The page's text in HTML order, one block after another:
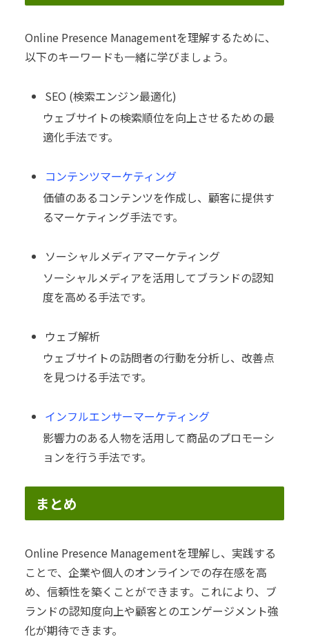
Online Presence Managementを理解するために、
以下のキーワードも一緒に学びましょう。
SEO (検索エンジン最適化)
ウェブサイトの検索順位を向上させるための最
適化手法です。
コンテンツマーケティング
価値のあるコンテンツを作成し、顧客に提供す
るマーケティング手法です。
ソーシャルメディアマーケティング
ソーシャルメディアを活用してブランドの認知
度を高める手法です。
ウェブ解析
ウェブサイトの訪問者の行動を分析し、改善点
を見つける手法です。
インフルエンサーマーケティング
影響力のある人物を活用して商品のプロモーシ
ョンを行う手法です。
まとめ
Online Presence Managementを理解し、実践する
ことで、企業や個人のオンラインでの存在感を高
め、信頼性を築くことができます。これにより、ブ
ランドの認知度向上や顧客とのエンゲージメント強
化が期待できます。